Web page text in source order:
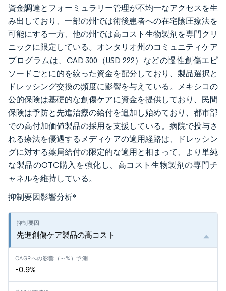
資金調達とフォーミュラリー管理が不均一なアクセスを生
み出しており、一部の州では術後患者への在宅陰圧療法を
可能にする一方、他の州では高コスト生物製剤を専門クリ
ニックに限定している。オンタリオ州のコミュニティケア
プログラムは、CAD 300（USD 222）などの慢性創傷エピ
ソードごとに的を絞った資金を配分しており、製品選択と
ドレッシング交換の頻度に影響を与えている。メキシコの
公的保険は基礎的な創傷ケアに資金を提供しており、民間
保険は予防と先進治療の給付を追加し始めており、都市部
での高付加価値製品の採用を支援している。病院で投与さ
れる療法を優遇するメディケアの適用経路は、ドレッシン
グに対する薬局給付の限定的な適用と相まって、より単純
な製品のOTC購入を強化し、高コスト生物製剤の専門チ
ャネルを維持している。
抑制要因影響分析*
先進創傷ケア製品の高コスト
-0.9%